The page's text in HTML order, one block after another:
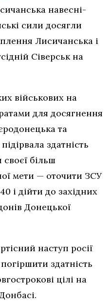
навесні-
сили досягли
Лисичанська і
Сіверськ на
військових на
для досягнення
та
здатність
більш
мети — оточити ЗСУ
і дійти до західних
Донецької
наступ росії
здатність
цілі на